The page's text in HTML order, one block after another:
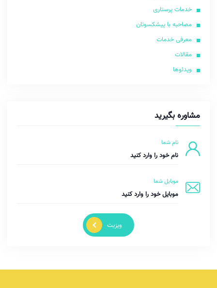
خدمات پرستاری
مصاحبه با پیشکسوتان
معرفی خدمات
مقالات
ویدئوها
مشاوره بگیرید
نام شما
موبایل شما
ویزیت